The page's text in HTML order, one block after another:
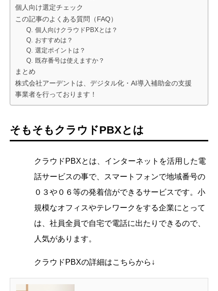
個人向け選定チェック
この記事のよくある質問（FAQ）
Q. 個人向けクラウドPBXとは？
Q. おすすめは？
Q. 選定ポイントは？
Q. 既存番号は使えますか？
まとめ
株式会社アーデントは、デジタル化・AI導入補助金の支援
事業者を行っております！
そもそもクラウドPBXとは
クラウドPBXとは、インターネットを活用した電
話サービスの事で、スマートフォンで地域番号の
０３や０６等の発着信ができるサービスです。小
規模なオフィスやテレワークをする企業にとって
は、社員全員で自宅で電話に出たりできるので、
人気があります。
クラウドPBXの詳細はこちらから↓